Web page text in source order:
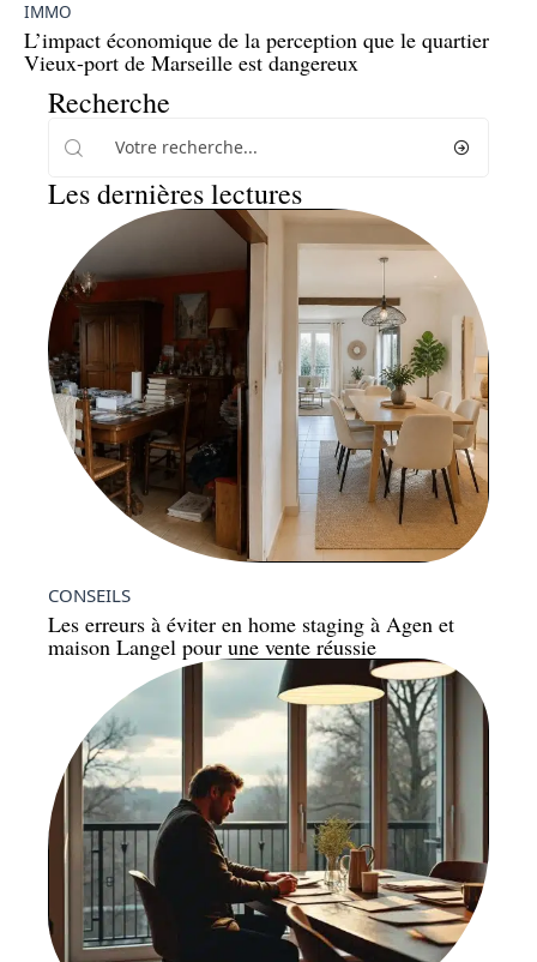
IMMO
L’impact économique de la perception que le quartier
Vieux-port de Marseille est dangereux
Recherche
Les dernières lectures
CONSEILS
Les erreurs à éviter en home staging à Agen et
maison Langel pour une vente réussie